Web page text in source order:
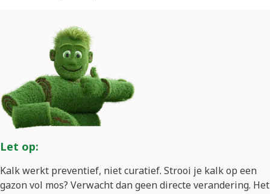
Let op:
Kalk werkt preventief, niet curatief. Strooi je kalk op een
gazon vol mos? Verwacht dan geen directe verandering. Het